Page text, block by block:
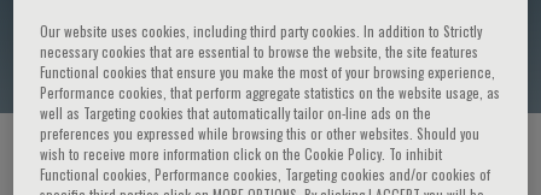
Cosimo Napoletano
HOME PAGE / COURSES AND EVENTS / SPEAKER
Our website uses cookies, including third party cookies. In addition to Strictly
necessary cookies that are essential to browse the website, the site features
Functional cookies that ensure you make the most of your browsing experience,
Performance cookies, that perform aggregate statistics on the website usage, as
well as Targeting cookies that automatically tailor on-line ads on the
preferences you expressed while browsing this or other websites. Should you
wish to receive more information click on the Cookie Policy. To inhibit
Functional cookies, Performance cookies, Targeting cookies and/or cookies of